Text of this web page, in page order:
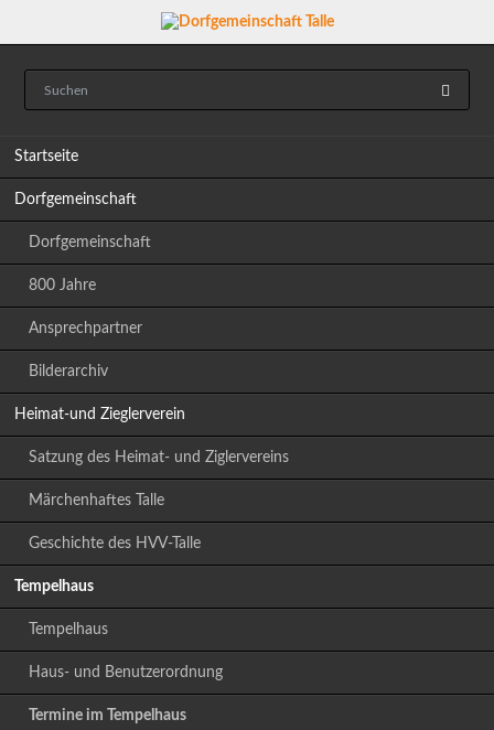
Startseite
Dorfgemeinschaft
Dorfgemeinschaft
800 Jahre
Ansprechpartner
Bilderarchiv
Heimat-und Zieglerverein
Satzung des Heimat- und Ziglervereins
Märchenhaftes Talle
Geschichte des HVV-Talle
Tempelhaus
Tempelhaus
Haus- und Benutzerordnung
Termine im Tempelhaus